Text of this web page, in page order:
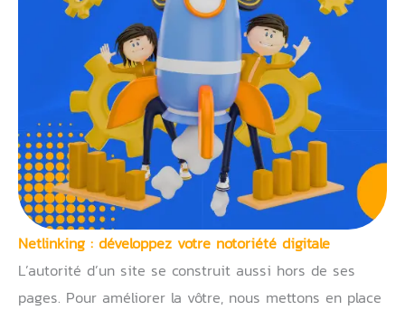
Netlinking : développez votre notoriété digitale
L’autorité d’un site se construit aussi hors de ses
pages. Pour améliorer la vôtre, nous mettons en place